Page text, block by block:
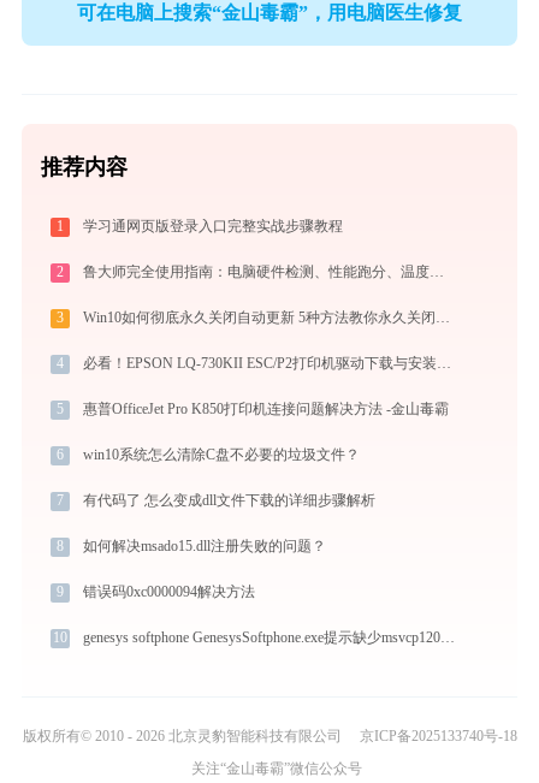
可在电脑上搜索“金山毒霸”，用电脑医生修复
推荐内容
1 学习通网页版登录入口完整实战步骤教程
2 鲁大师完全使用指南：电脑硬件检测、性能跑分、温度监控与系统优化一站式攻略
3 Win10如何彻底永久关闭自动更新 5种方法教你永久关闭win10自动更新
4 必看！EPSON LQ-730KII ESC/P2打印机驱动下载与安装的正确姿势
5 惠普OfficeJet Pro K850打印机连接问题解决方法 -金山毒霸
6 win10系统怎么清除C盘不必要的垃圾文件？
7 有代码了 怎么变成dll文件下载的详细步骤解析
8 如何解决msado15.dll注册失败的问题？
9 错误码0xc0000094解决方法
10 genesys softphone GenesysSoftphone.exe提示缺少msvcp120.dll文件的解决办法
版权所有© 2010 - 2026 北京灵豹智能科技有限公司
京ICP备2025133740号-18
关注“金山毒霸”微信公众号